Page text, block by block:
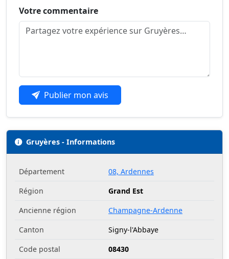
Votre commentaire
Publier mon avis
Gruyères - Informations
Département
08, Ardennes
Région
Grand Est
Ancienne région
Champagne-Ardenne
Canton
Signy-l'Abbaye
Code postal
08430